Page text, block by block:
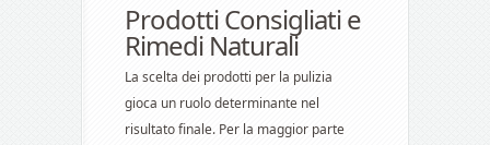
Prodotti Consigliati e
Rimedi Naturali
La scelta dei prodotti per la pulizia
gioca un ruolo determinante nel
risultato finale. Per la maggior parte